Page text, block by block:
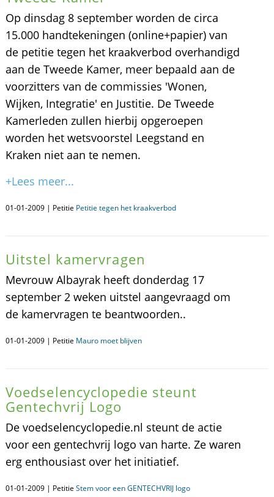
Op dinsdag 8 september worden de circa
15.000 handtekeningen (online+papier) van
de petitie tegen het kraakverbod overhandigd
aan de Tweede Kamer, meer bepaald aan de
voorzitters van de commissies 'Wonen,
Wijken, Integratie' en Justitie. De Tweede
Kamerleden zullen hierbij opgeroepen
worden het wetsvoorstel Leegstand en
Kraken niet aan te nemen.
+Lees meer...
01-01-2009 | Petitie Petitie tegen het kraakverbod
Uitstel kamervragen
Mevrouw Albayrak heeft donderdag 17
september 2 weken uitstel aangevraagd om
de kamervragen te beantwoorden..
01-01-2009 | Petitie Mauro moet blijven
Voedselencyclopedie steunt
Gentechvrij Logo
De voedselencyclopedie.nl steunt de actie
voor een gentechvrij logo van harte. Ze waren
erg enthousiast over het initiatief.
01-01-2009 | Petitie Stem voor een GENTECHVRIJ logo